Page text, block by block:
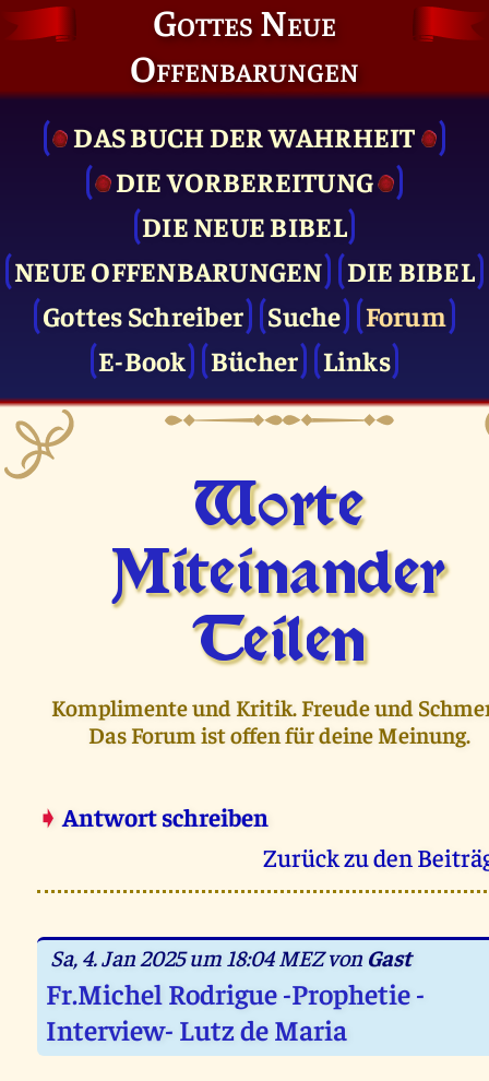
Gottes Neue
Offenbarungen
DAS BUCH DER WAHRHEIT
DIE VOR­BEREITUNG
DIE NEUE BIBEL
NEUE OFFENBARUNGEN
DIE BIBEL
Gottes Schreiber
Suche
Forum
E-Book
Bücher Links
Worte
Miteinander
Teilen
Komplimente und Kritik. Freude und
Das Forum ist offen für deine Meinung.
➧ Antwort schreiben
Zurück zu den
Sa, 4. Jan 2025 um 18:04 MEZ von Gast
Fr.Michel Rodrigue -Prophetie -
Interview- Lutz de Maria